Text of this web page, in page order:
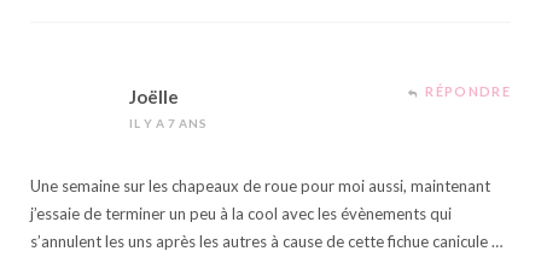
Joëlle
IL Y A 7 ANS
RÉPONDRE
Une semaine sur les chapeaux de roue pour moi aussi, maintenant
j’essaie de terminer un peu à la cool avec les évènements qui
s’annulent les uns après les autres à cause de cette fichue canicule …